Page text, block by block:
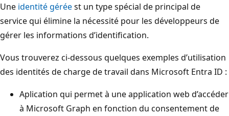
Une identité géréest un type spécial de principal de
service qui élimine la nécessité pour les développeurs de
gérer les informations d’identification.
Vous trouverez ci-dessous quelques exemples d’utilisation
des identités de charge de travail dans Microsoft Entra ID :
Aplication qui permet à une application web d’accéder
à Microsoft Graph en fonction du consentement de